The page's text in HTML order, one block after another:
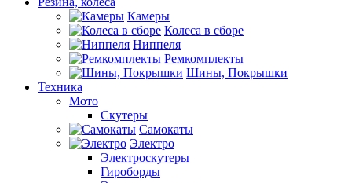
Камеры
Колеса в сборе
Ниппеля
Ремкомплекты
Шины, Покрышки
Техника
Мото
Скутеры
Самокаты
Электро
Электроскутеры
Гироборды